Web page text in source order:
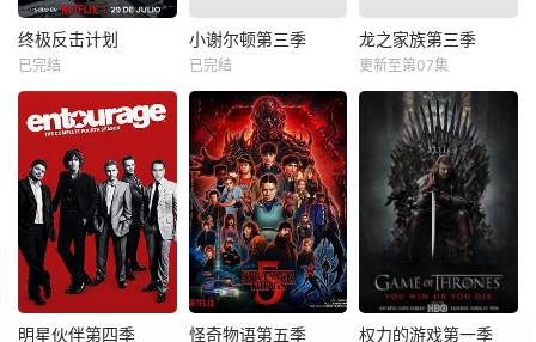
终极反击计划
已完结
小谢尔顿第三季
已完结
龙之家族第三季
更新至第07集
明星伙伴第四季 怪奇物语第五季 权力的游戏第一季